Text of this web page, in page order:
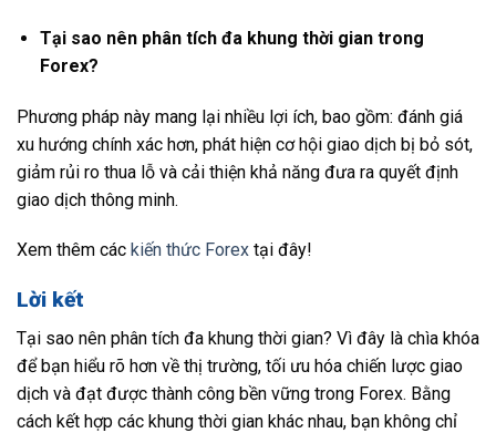
Tại sao nên phân tích đa khung thời gian trong
Forex?
Phương pháp này mang lại nhiều lợi ích, bao gồm: đánh giá
xu hướng chính xác hơn, phát hiện cơ hội giao dịch bị bỏ sót,
giảm rủi ro thua lỗ và cải thiện khả năng đưa ra quyết định
giao dịch thông minh.
Xem thêm các kiến thức Forex tại đây!
Lời kết
Tại sao nên phân tích đa khung thời gian? Vì đây là chìa khóa
để bạn hiểu rõ hơn về thị trường, tối ưu hóa chiến lược giao
dịch và đạt được thành công bền vững trong Forex. Bằng
cách kết hợp các khung thời gian khác nhau, bạn không chỉ